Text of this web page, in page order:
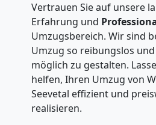
Vertrauen Sie auf unsere
Erfahrung und
Umzugsbereich. Wir sind
Umzug so reibungslos
möglich zu gestalten.
helfen, Ihren Umzug von
Seevetal effizient und
realisieren.